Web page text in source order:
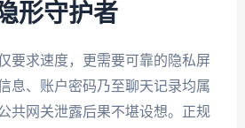
形守护者
要求速度，更需要可靠的隐私屏
息、账户密码乃至聊天记录均属
共网关泄露后果不堪设想。正规